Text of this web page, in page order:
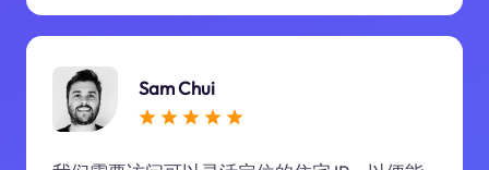
Sam Chui